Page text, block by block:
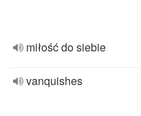
miłość do siebie
vanquishes